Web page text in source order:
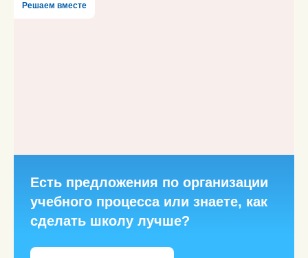
Решаем вместе
Есть предложения по организации
учебного процесса или знаете, как
сделать школу лучше?